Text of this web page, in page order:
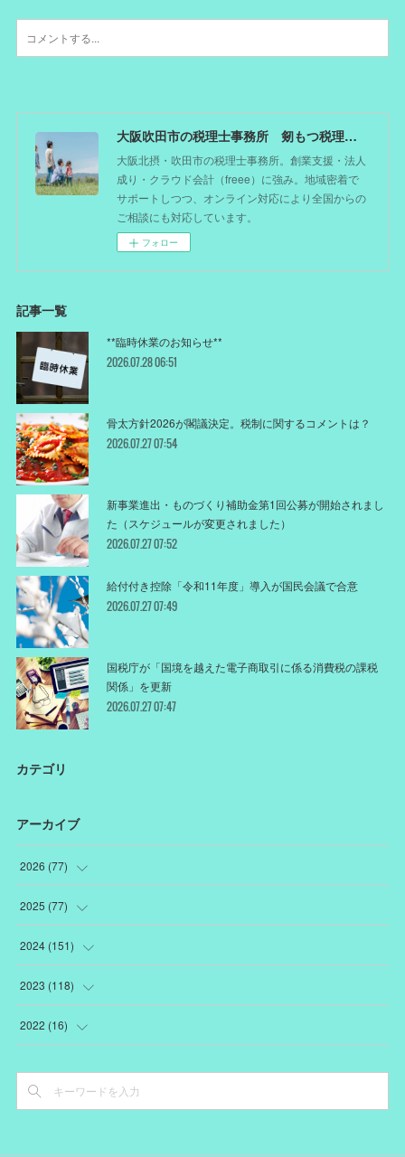
大阪吹田市の税理士事務所 剱もつ税理士（北摂オフィス）―かつてdoctorを目指した税理士が企業のホームドクターとしてあなたの事業をサポート。税理士が直接担当する『かかりつけ税理士』
大阪北摂・吹田市の税理士事務所。創業支援・法人
成り・クラウド会計（freee）に強み。地域密着で
サポートしつつ、オンライン対応により全国からの
ご相談にも対応しています。
フォロー
記事一覧
**臨時休業のお知らせ**
2026.07.28 06:51
骨太方針2026が閣議決定。税制に関するコメントは？
2026.07.27 07:54
新事業進出・ものづくり補助金第1回公募が開始されまし
た（スケジュールが変更されました）
2026.07.27 07:52
給付付き控除「令和11年度」導入が国民会議で合意
2026.07.27 07:49
国税庁が「国境を越えた電子商取引に係る消費税の課税
関係」を更新
2026.07.27 07:47
カテゴリ
アーカイブ
2026 (77)
(18 )
(12
(12
(10
(15)
2025 (77)
(1)
(22
(22
(15)
2024 (151)
(19
(7
(5
2023 (118)
(18 )
(
2022 (16)
(